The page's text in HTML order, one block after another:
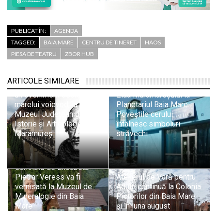
PUBLICAT ÎN:
AGENDA
TAGGED:
BAIA MARE CENTRU DE TINERET
HAOS
PIESA DE TEATRU
ZBOR HUB
ARTICOLE SIMILARE
patrimoniu și memorie” –
un eveniment dedicat
marelui voievod, la
Muzeul Județean de
Istorie și Arheologie
Maramureș
Ziua Maramureșului la
Planetariul Baia Mare:
Poveștile cerului
întâlnesc simboluri
străvechi
Patrimoniul mineral
întâlnește arta: Expoziția
„Ecouri din Mină”
semnată de Elisabeta
Pietrar Veress va fi
vernisată la Muzeul de
Mineralogie din Baia
Mare
Atelierul de Vară pentru
Adulți continuă la Colonia
Pictorilor din Baia Mare
și în luna august